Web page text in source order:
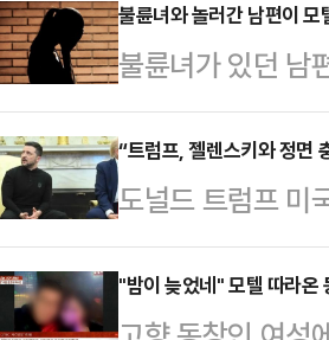
됐다.장동혁 국민
"여러 제도적인
전투표에 대한 국
표 폐지를 주요
장 의원은 "선관
헌법재판소의 결
불륜녀와 놀러간 남편이
불륜녀가 있던 남
도 없이 부의금에
의 사연이 전해
남편이 사망한 후
성격이라 아내가
주부로 살았는데
“트럼프, 젤렌스키와 정면
도널드 트럼프 미
정상회담에서 고
하라고 지시한 것
"밤이 늦었네" 모텔 따라온